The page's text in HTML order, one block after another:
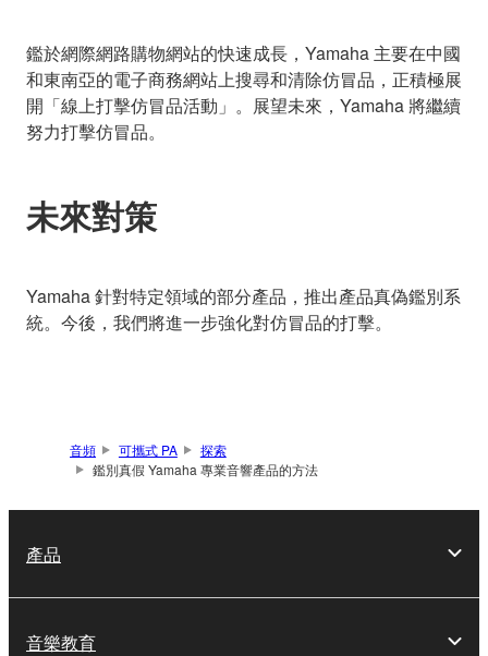
鑑於網際網路購物網站的快速成長，Yamaha 主要在中國
和東南亞的電子商務網站上搜尋和清除仿冒品，正積極展
開「線上打擊仿冒品活動」。展望未來，Yamaha 將繼續
努力打擊仿冒品。
未來對策
Yamaha 針對特定領域的部分產品，推出產品真偽鑑別系
統。今後，我們將進一步強化對仿冒品的打擊。
音頻 可攜式 PA
探索
鑑別真假 Yamaha 專業音響產品的方法
產品
音樂教育